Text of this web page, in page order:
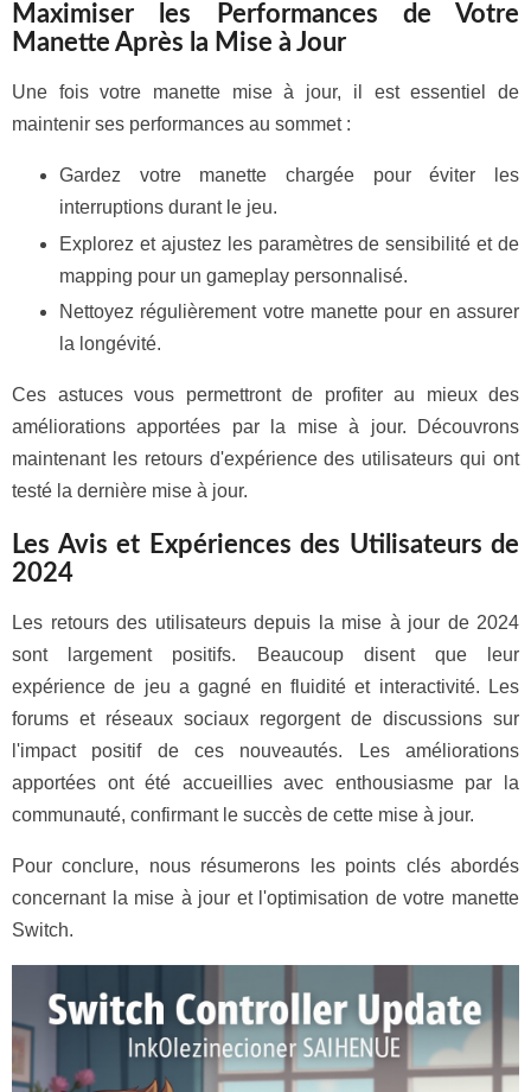
Maximiser les Performances de Votre
Manette Après la Mise à Jour
Une fois votre manette mise à jour, il est essentiel de
maintenir ses performances au sommet :
Gardez votre manette chargée pour éviter les
interruptions durant le jeu.
Explorez et ajustez les paramètres de sensibilité et de
mapping pour un gameplay personnalisé.
Nettoyez régulièrement votre manette pour en assurer
la longévité.
Ces astuces vous permettront de profiter au mieux des
améliorations apportées par la mise à jour. Découvrons
maintenant les retours d'expérience des utilisateurs qui ont
testé la dernière mise à jour.
Les Avis et Expériences des Utilisateurs de
2024
Les retours des utilisateurs depuis la mise à jour de 2024
sont largement positifs. Beaucoup disent que leur
expérience de jeu a gagné en fluidité et interactivité. Les
forums et réseaux sociaux regorgent de discussions sur
l'impact positif de ces nouveautés. Les améliorations
apportées ont été accueillies avec enthousiasme par la
communauté, confirmant le succès de cette mise à jour.
Pour conclure, nous résumerons les points clés abordés
concernant la mise à jour et l'optimisation de votre manette
Switch.